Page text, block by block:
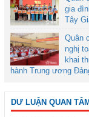
gia
Tây
Quân
nghị
khai
hành Trung ương
DƯ LUẬN QUAN TÂM